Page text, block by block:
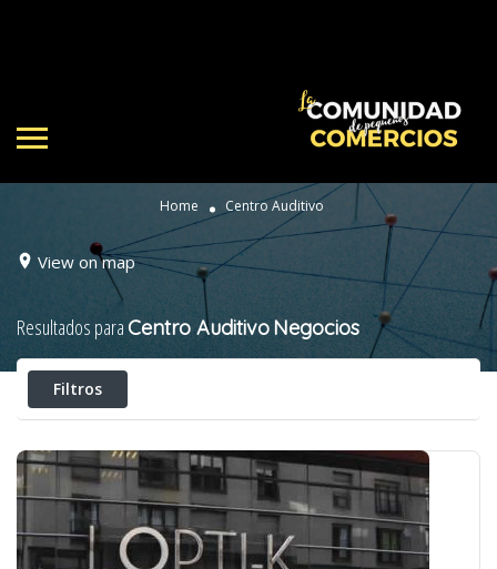
Home Centro Auditivo
View on map
Resultados paraCentro AuditivoNegocios
Filtros